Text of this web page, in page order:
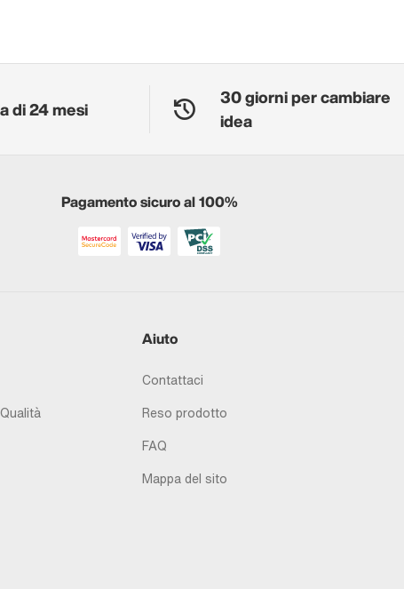
di 24 mesi
30 giorni per cambiare
idea
Pagamento sicuro al 100%
Aiuto
Contattaci
Reso prodotto
FAQ
Mappa del sito